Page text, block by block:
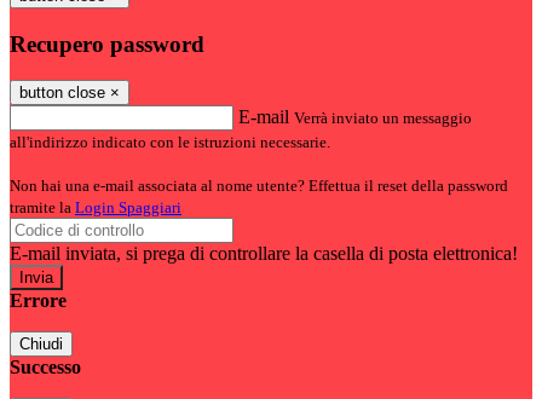
Recupero password
button close ×
E-mail Verrà inviato un messaggio
all'indirizzo indicato con le istruzioni necessarie.
Non hai una e-mail associata al nome utente? Effettua il reset della password
tramite la Login Spaggiari
E-mail inviata, si prega di controllare la casella di posta elettronica!
Errore
Chiudi
Successo